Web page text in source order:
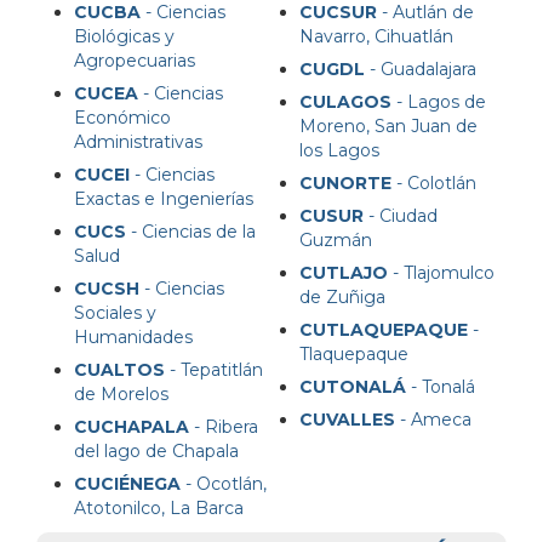
CUCBA - Ciencias
Biológicas y
Agropecuarias
CUCEA - Ciencias
Económico
Administrativas
CUCEI - Ciencias
Exactas e Ingenierías
CUCS - Ciencias de la
Salud
CUCSH - Ciencias
Sociales y
Humanidades
CUALTOS - Tepatitlán
de Morelos
CUCHAPALA - Ribera
del lago de Chapala
CUCIÉNEGA - Ocotlán,
Atotonilco, La Barca
CUCSUR - Autlán de
Navarro, Cihuatlán
CUGDL - Guadalajara
CULAGOS - Lagos de
Moreno, San Juan de
los Lagos
CUNORTE - Colotlán
CUSUR - Ciudad
Guzmán
CUTLAJO - Tlajomulco
de Zuñiga
CUTLAQUEPAQUE -
Tlaquepaque
CUTONALÁ - Tonalá
CUVALLES - Ameca